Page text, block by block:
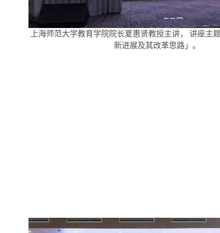
上海师范大学教育学院院长夏惠贤教授主讲， 讲座主
新进展及其改革思路」。